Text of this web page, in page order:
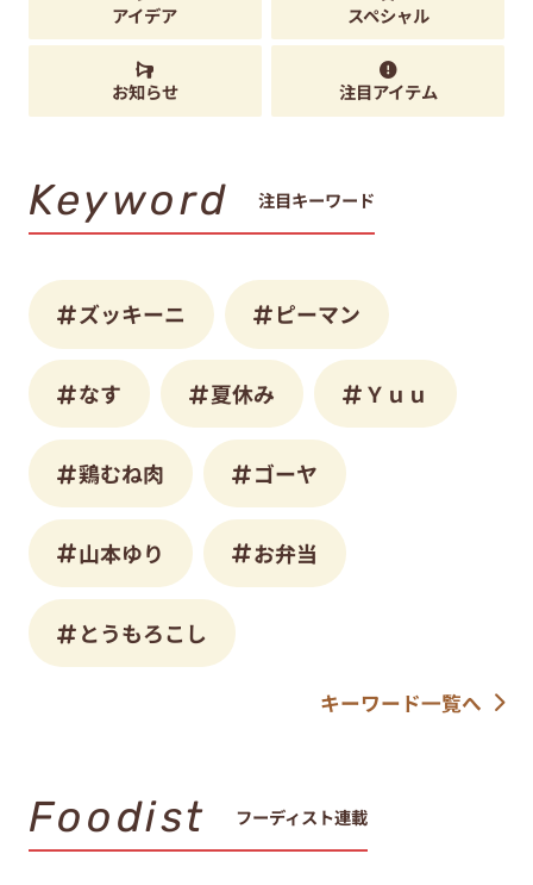
アイデア スペシャル
お知らせ 注目アイテム
Keyword 注目キーワード
ズッキーニ ピーマン
なす 夏休み Ｙｕｕ
鶏むね肉 ゴーヤ
山本ゆり お弁当
とうもろこし
キーワード一覧へ
Foodist フーディスト連載